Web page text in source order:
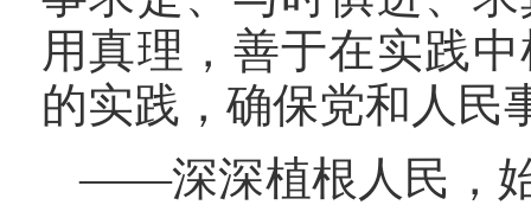
用真理，善于在实践
的实践，确保党和人民
——深深植根人民，